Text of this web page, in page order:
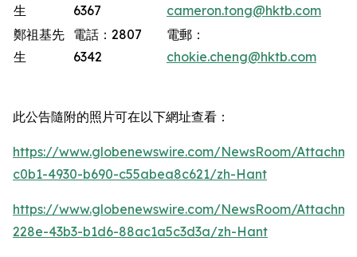
生
6367
cameron.tong@hktb.com
鄭祖基先
生
電話：2807
6342
電郵：
chokie.cheng@hktb.com
此公告隨附的照片可在以下網址查看：
https://www.globenewswire.com/NewsRoom/
c0b1-4930-b690-c55abea8c621/zh-Hant
https://www.globenewswire.com/NewsRoom/
228e-43b3-b1d6-88ac1a5c3d3a/zh-Hant